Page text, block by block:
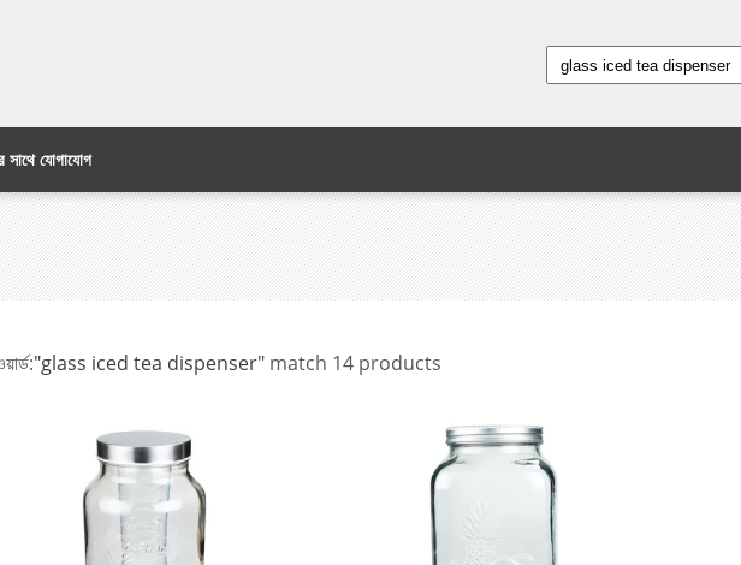
সাথে যোগাযোগ
"glass iced tea dispenser" match 14 products